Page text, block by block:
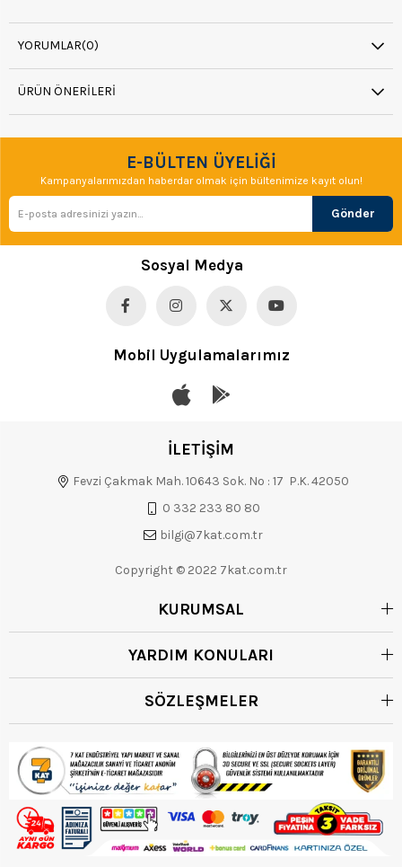
YORUMLAR(0)
ÜRÜN ÖNERILERI
E-BÜLTEN ÜYELİĞİ
Kampanyalarımızdan haberdar olmak için bültenimize kayıt olun!
Gönder
Sosyal Medya
Mobil Uygulamalarımız
İLETİŞİM
Fevzi Çakmak Mah. 10643 Sok. No : 17 P.K. 42050
0 332 233 80 80
bilgi@7kat.com.tr
Copyright © 2022 7kat.com.tr
KURUMSAL
YARDIM KONULARI
SÖZLEŞMELER